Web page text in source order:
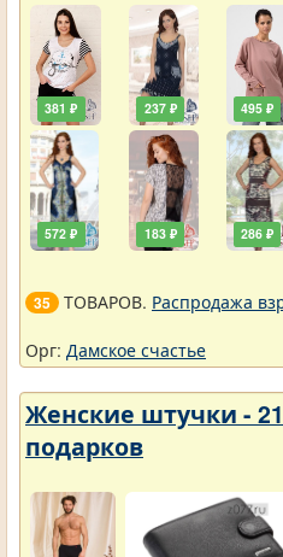
381 ₽
572 ₽
237 ₽
183 ₽
495 ₽
286 ₽
35 ТОВАРОВ. Распродажа
Орг: Дамское счастье
Женские штучки -
подарков